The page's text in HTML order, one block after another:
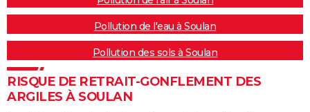
Pollution de l'eau à Soulan
Pollution des sols à Soulan
RISQUE DE RETRAIT-GONFLEMENT DES
ARGILES À SOULAN